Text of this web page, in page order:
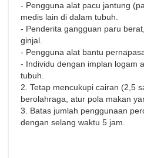
- Pengguna alat pacu jantung
medis lain di dalam tubuh.
- Penderita gangguan paru
ginjal.
- Pengguna alat bantu
- Individu dengan implan logam
tubuh.
2. Tetap mencukupi cairan (2,5
berolahraga, atur pola makan
3. Batas jumlah penggunaan
dengan selang waktu 5 jam.